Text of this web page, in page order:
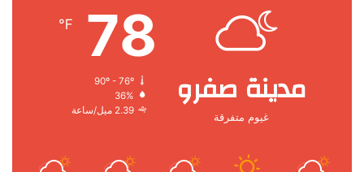
مدينة صفرو
غيوم متفرقة
78
℉
90º - 76º
36%
2.39 ميل/ساعة